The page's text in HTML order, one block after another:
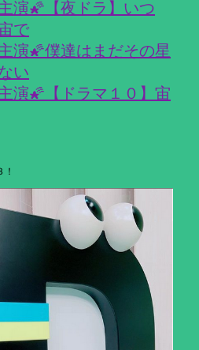
演🌠【夜ドラ】いつ
で
演🌠僕達はまだその星
い
演🌠【ドラマ１０】宙